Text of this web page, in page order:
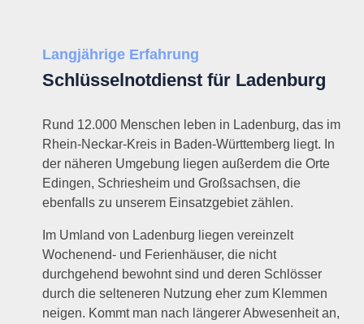
Langjährige Erfahrung
Schlüsselnotdienst für Ladenburg
Rund 12.000 Menschen leben in Ladenburg, das im
Rhein-Neckar-Kreis in Baden-Württemberg liegt. In
der näheren Umgebung liegen außerdem die Orte
Edingen, Schriesheim und Großsachsen, die
ebenfalls zu unserem Einsatzgebiet zählen.
Im Umland von Ladenburg liegen vereinzelt
Wochenend- und Ferienhäuser, die nicht
durchgehend bewohnt sind und deren Schlösser
durch die selteneren Nutzung eher zum Klemmen
neigen. Kommt man nach längerer Abwesenheit an,